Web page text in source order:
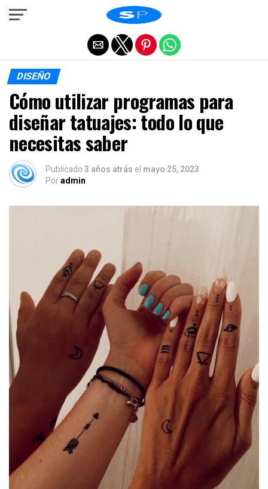
DISEÑO
Cómo utilizar programas para
diseñar tatuajes: todo lo que
necesitas saber
Publicado 3 años atrás el mayo 25, 2023
Poradmin
Salir de la versión móvil